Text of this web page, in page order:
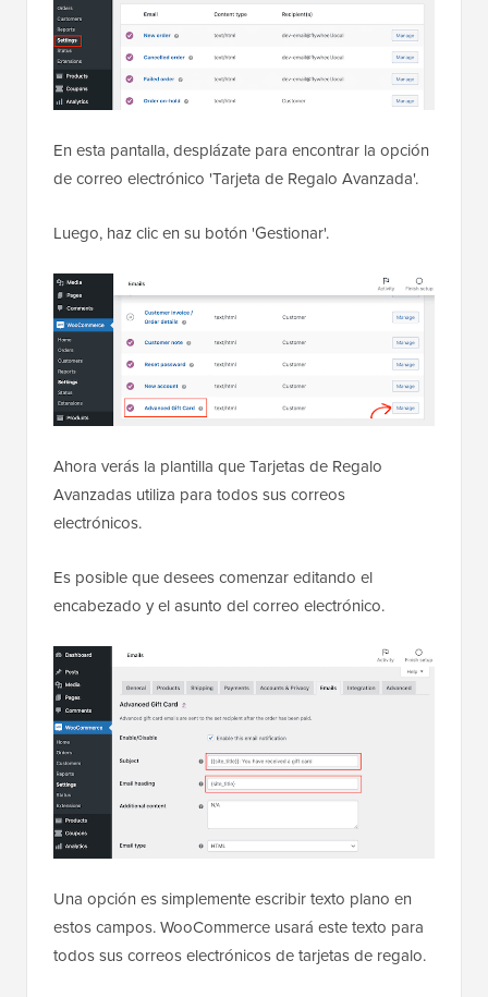
En esta pantalla, desplázate para encontrar la opción
de correo electrónico 'Tarjeta de Regalo Avanzada'.
Luego, haz clic en su botón 'Gestionar'.
Ahora verás la plantilla que Tarjetas de Regalo
Avanzadas utiliza para todos sus correos
electrónicos.
Es posible que desees comenzar editando el
encabezado y el asunto del correo electrónico.
Una opción es simplemente escribir texto plano en
estos campos. WooCommerce usará este texto para
todos sus correos electrónicos de tarjetas de regalo.